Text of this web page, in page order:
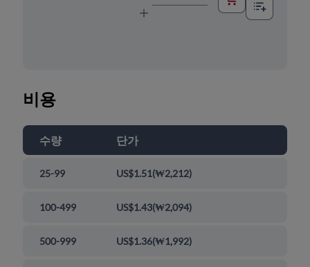
비용
수량 단가
25-99 US$1.51(₩2,212)
100-499 US$1.43(₩2,094)
500-999 US$1.36(₩1,992)